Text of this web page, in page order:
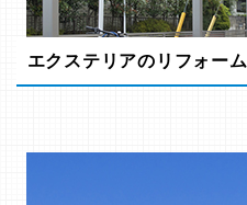
エクステリアのリフォーム